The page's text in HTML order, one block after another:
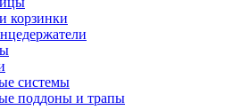
корзинки
системы
поддоны и трапы